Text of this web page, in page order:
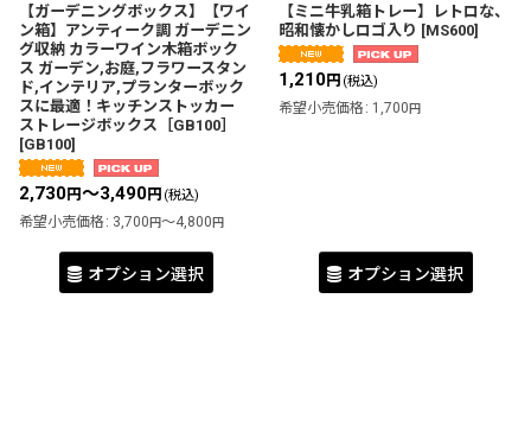
【ガーデニングボックス】【ワイ
ン箱】アンティーク調 ガーデニン
グ収納 カラーワイン木箱ボック
ス ガーデン,お庭,フラワースタン
ド,インテリア,プランターボック
スに最適！キッチンストッカー
ストレージボックス［GB100］
[GB100]
2,730円～3,490円 (税込)
希望小売価格 : 3,700 円～4,800 円
オプション選択
【ミニ牛乳箱トレー】レトロな、
昭和懐かしロゴ入り [MS600]
1,210円 (税込)
希望小売価格 : 1,700 円
オプション選択